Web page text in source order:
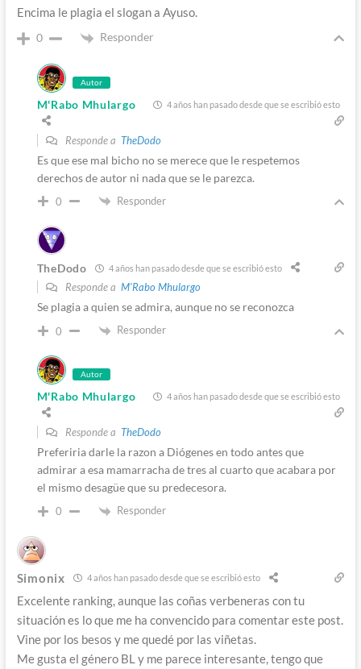
Encima le plagia el slogan a Ayuso.
0 Responder
Autor
M'Rabo Mhulargo 4 años han pasado desde que se escribió esto
Responde a TheDodo
Es que ese mal bicho no se merece que le respetemos
derechos de autor ni nada que se le parezca.
0 Responder
TheDodo 4 años han pasado desde que se escribió esto
Responde a M'Rabo Mhulargo
Se plagia a quien se admira, aunque no se reconozca
0 Responder
Autor
M'Rabo Mhulargo 4 años han pasado desde que se escribió esto
Responde a TheDodo
Preferiria darle la razon a Diógenes en todo antes que
admirar a esa mamarracha de tres al cuarto que acabara por
el mismo desagüe que su predecesora.
0 Responder
Simonix 4 años han pasado desde que se escribió esto
Excelente ranking, aunque las coñas verbeneras con tu
situación es lo que me ha convencido para comentar este post.
Vine por los besos y me quedé por las viñetas.
Me gusta el género BL y me parece interesante, tengo que